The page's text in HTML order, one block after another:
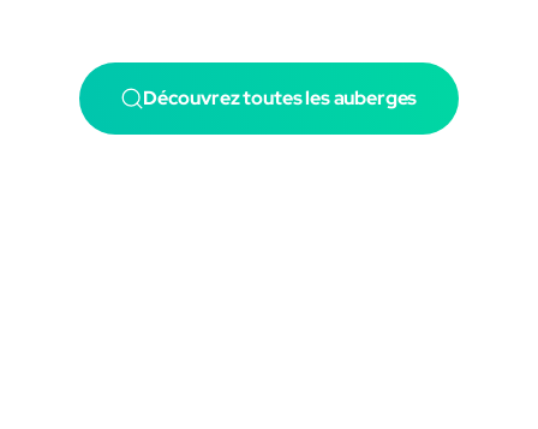
Découvrez toutes les auberges